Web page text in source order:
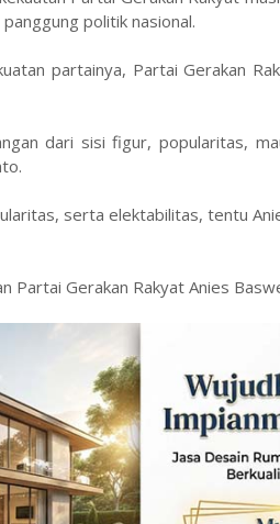
politik nasional.
partainya, Partai Gerakan
dari sisi figur, popularitas,
serta elektabilitas, tentu
Partai Gerakan Rakyat Anies